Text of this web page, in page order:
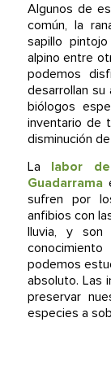
Algunos de
común, la
sapillo
alpino entre
podemos
desarrollan
biólogos
inventario de
disminución
La labor
Guadarrama
sufren por
anfibios con
lluvia, y son
podemos
absoluto. Las
preservar
especies a